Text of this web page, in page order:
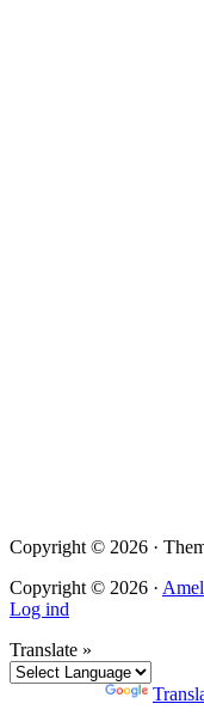
Copyright © 2026 ·
Copyright © 2026 ·
Log ind
Translate »